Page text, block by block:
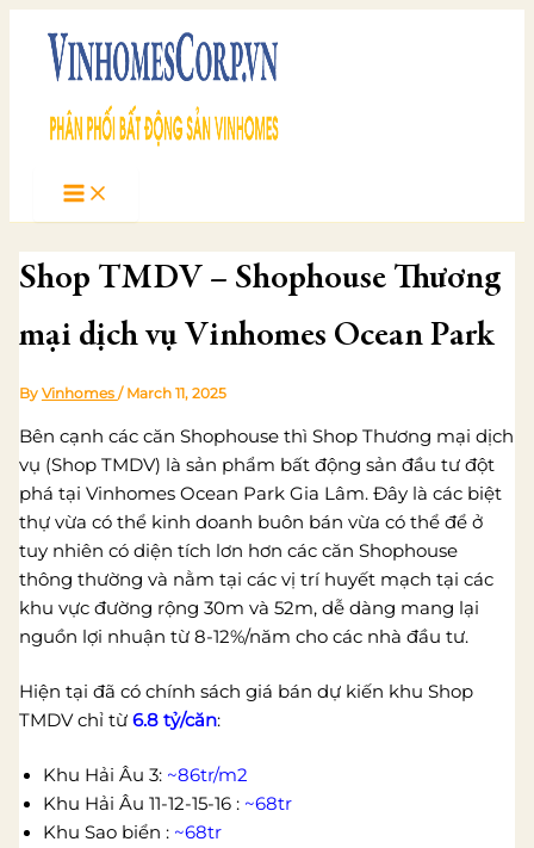
content
Shop TMDV – Shophouse Thương
mại dịch vụ Vinhomes Ocean Park
By Vinhomes / March 11, 2025
Bên cạnh các căn Shophouse thì Shop Thương mại dịch
vụ (Shop TMDV) là sản phẩm bất động sản đầu tư đột
phá tại Vinhomes Ocean Park Gia Lâm. Đây là các biệt
thự vừa có thể kinh doanh buôn bán vừa có thể để ở
tuy nhiên có diện tích lơn hơn các căn Shophouse
thông thường và nằm tại các vị trí huyết mạch tại các
khu vực đường rộng 30m và 52m, dễ dàng mang lại
nguồn lợi nhuận từ 8-12%/năm cho các nhà đầu tư.
Hiện tại đã có chính sách giá bán dự kiến khu Shop
TMDV chỉ từ 6.8 tỷ/căn:
Khu Hải Âu 3: ~86tr/m2
Khu Hải Âu 11-12-15-16 : ~68tr
Khu Sao biển : ~68tr